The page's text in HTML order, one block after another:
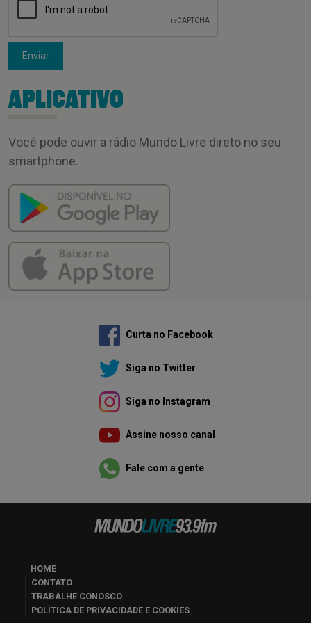
Enviar
APLICATIVO
Você pode ouvir a rádio Mundo Livre direto no seu
smartphone.
Curta no Facebook
Siga no Twitter
Siga no Instagram
Assine nosso canal
Fale com a gente
HOME
CONTATO
TRABALHE CONOSCO
POLÍTICA DE PRIVACIDADE E COOKIES